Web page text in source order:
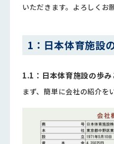
いただきます。よろしくお
1：日本体育施設
1.1：日本体育施設の歩
まず、簡単に会社の紹介を